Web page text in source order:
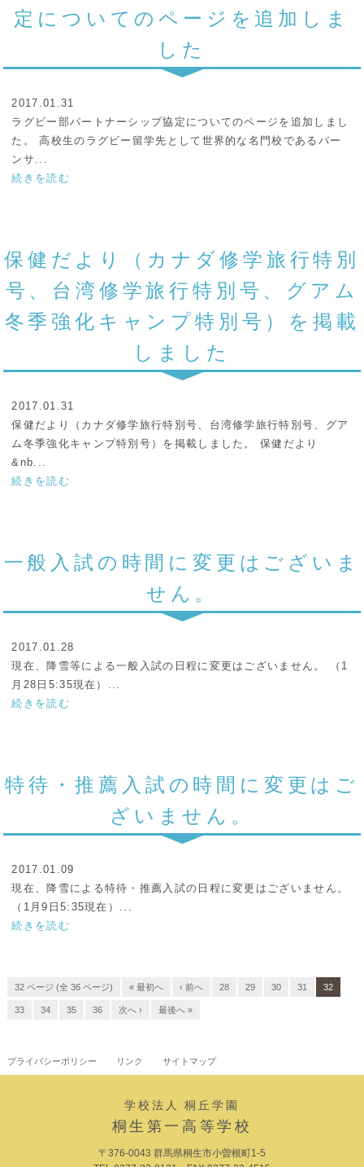
定についてのページを追加しま
した
2017.01.31
ラグビー部パートナーシップ協定についてのページを追加しまし
た。 高校生のラグビー留学先として世界的な名門校であるバー
ンサ...
続きを読む
保健だより（カナダ修学旅行特別
号、台湾修学旅行特別号、グアム
冬季強化キャンプ特別号）を掲載
しました
2017.01.31
保健だより（カナダ修学旅行特別号、台湾修学旅行特別号、グア
ム冬季強化キャンプ特別号）を掲載しました。 保健だより
&nb...
続きを読む
一般入試の時間に変更はございま
せん。
2017.01.28
現在、降雪等による一般入試の日程に変更はございません。 （1
月28日5:35現在）...
続きを読む
特待・推薦入試の時間に変更はご
ざいません。
2017.01.09
現在、降雪による特待・推薦入試の日程に変更はございません。
（1月9日5:35現在）...
続きを読む
32 ページ (全 36 ページ) « 最初へ ‹ 前へ 28 29 30 31 32
33 34 35 36 次へ › 最後へ »
プライバシーポリシー リンク サイトマップ
学校法人 桐丘学園
桐生第一高等学校
〒376-0043 群馬県桐生市小曽根町1-5